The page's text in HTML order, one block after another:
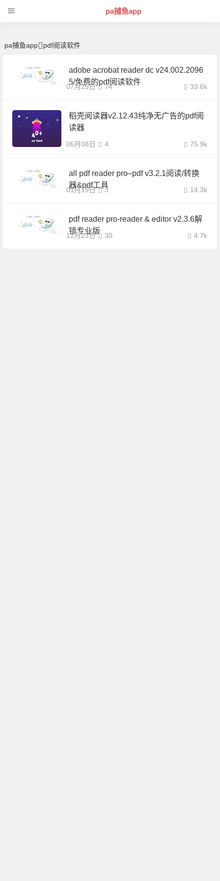
pa捕鱼app
pa捕鱼app pdf阅读软件
adobe acrobat reader dc v24.002.2096
5/免费的pdf阅读软件
07月25日 33.6k
74
稻壳阅读器v2.12.43纯净无广告的pdf阅
读器
06月08日 75.9k
4
all pdf reader pro–pdf v3.2.1阅读/转换
器&pdf工具
01月19日 14.3k
3
pdf reader pro-reader & editor v2.3.6解
锁专业版
12月23日 4.7k
30